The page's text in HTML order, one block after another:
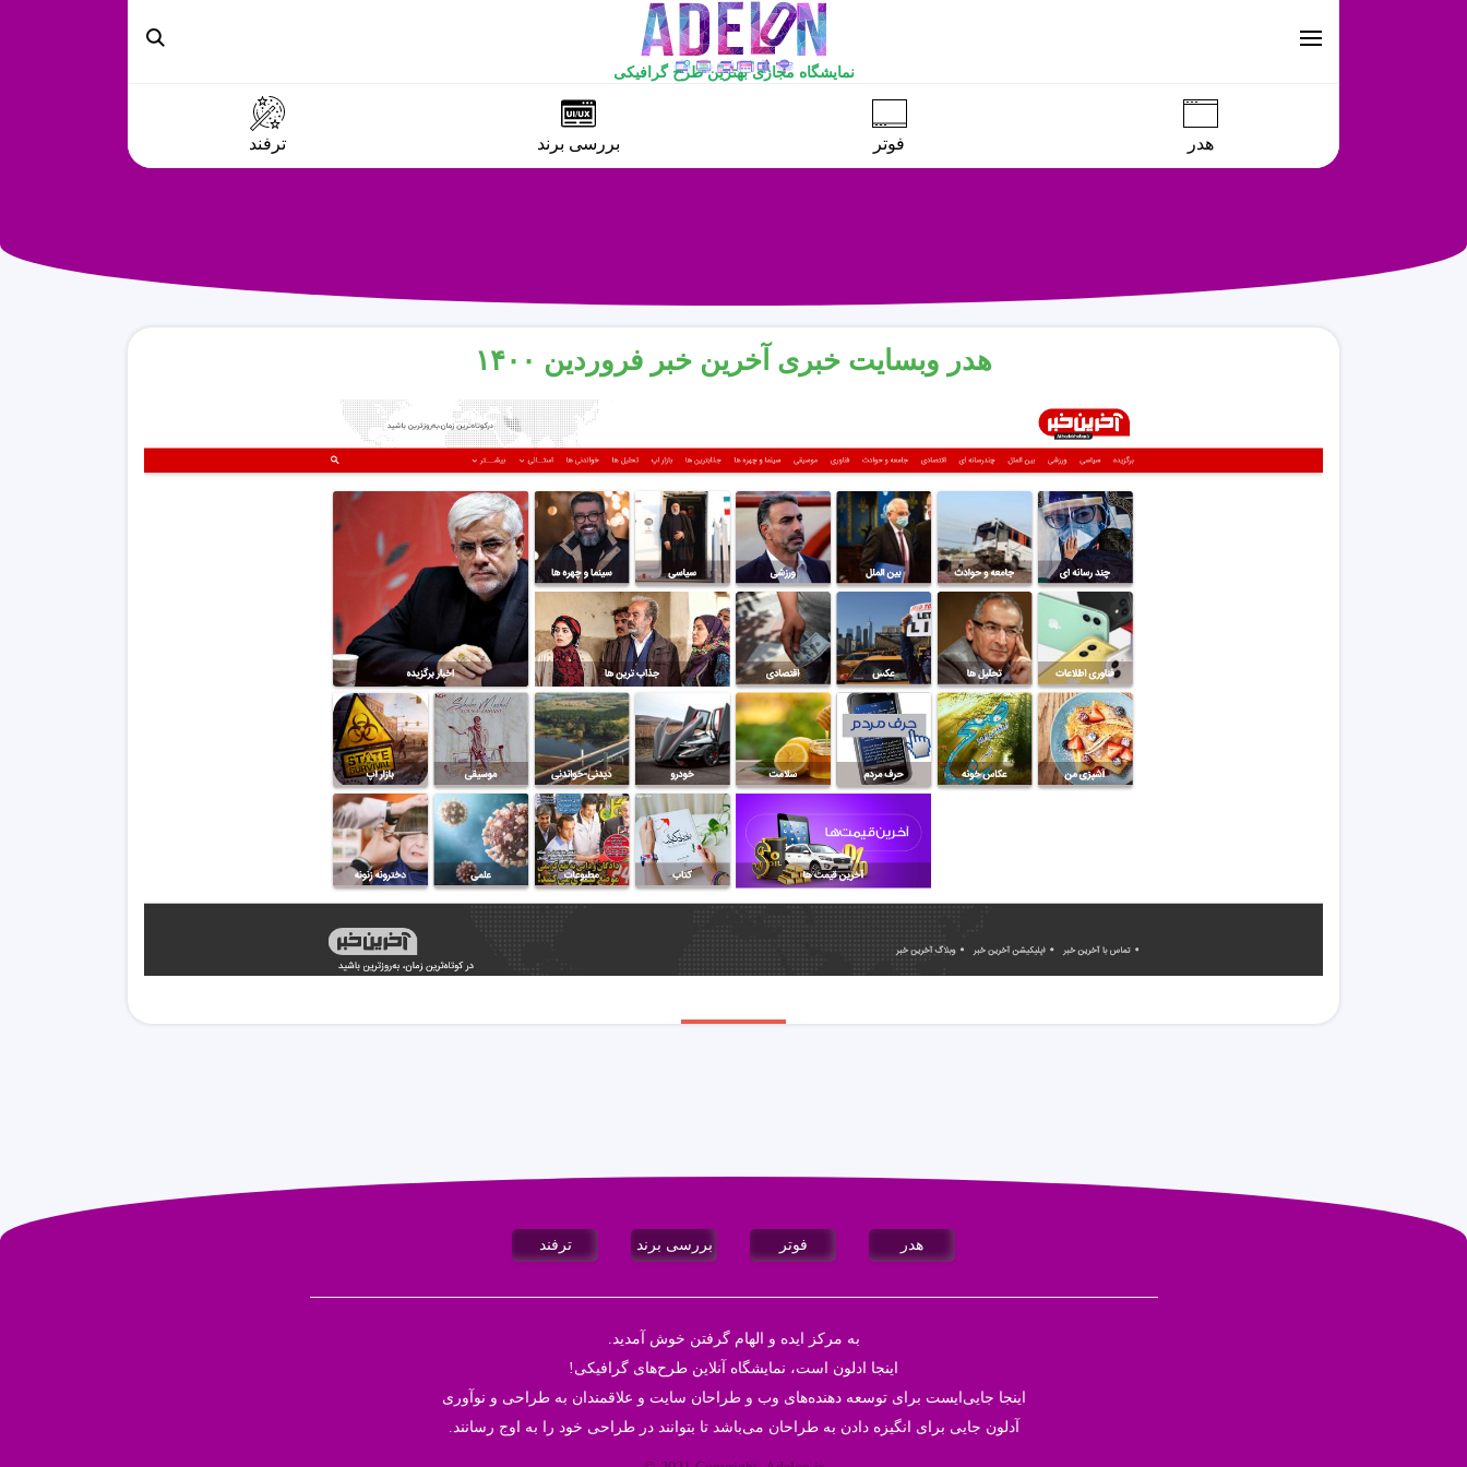
نمایشگاه مجازی بهترین طرح گرافیکی
هدر فوتر بررسی برند ترفند
هدر وبسایت خبری آخرین خبر فروردین ۱۴۰۰
هدر فوتر بررسی برند ترفند
به مرکز ایده و الهام گرفتن خوش آمدید.
اینجا ادلون است، نمایشگاه آنلاین طرح‌های گرافیکی!
اینجا جایی‌ایست برای توسعه دهنده‌های وب و طراحان سایت و علاقمندان به طراحی و نوآوری
آدلون جایی برای انگیزه دادن به طراحان می‌باشد تا بتوانند در طراحی خود‌ را به اوج رسانند.